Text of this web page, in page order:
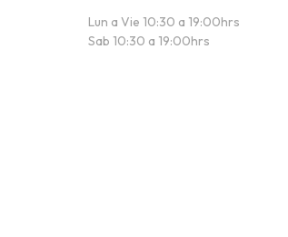
Lun a Vie 10:30 a 19:00hrs
Sab 10:30 a 19:00hrs